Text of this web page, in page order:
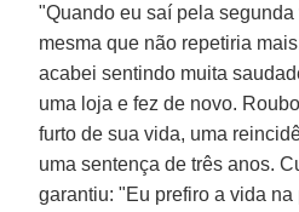
"Quando eu saí pela
mesma que não repetiria
acabei sentindo muita
uma loja e fez de novo.
furto de sua vida, uma
uma sentença de três anos.
garantiu: "Eu prefiro a vida na